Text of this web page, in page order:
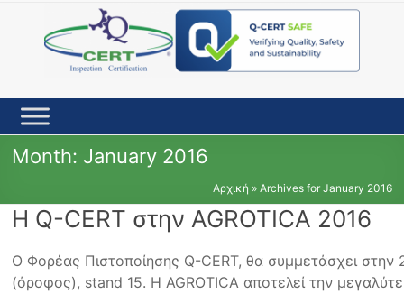
content
Month: January 2016
Αρχική » Archives for January 2016
Η Q-CERT στην AGROTICA 2016
Ο Φορέας Πιστοποίησης Q-CERT, θα συμμετάσχει
(όροφος), stand 15. Η AGROTICA αποτελεί την